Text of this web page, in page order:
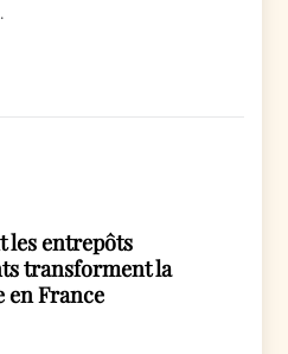
les entrepôts
transforment la
en France